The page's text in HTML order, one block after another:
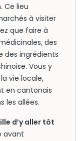
Ce lieu
à visiter
que faire à
des
des ingrédients
Vous y
vie locale,
en cantonais
les allées.
d’y aller tôt
avant